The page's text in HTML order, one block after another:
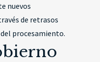
nuevos
de retrasos
procesamiento.